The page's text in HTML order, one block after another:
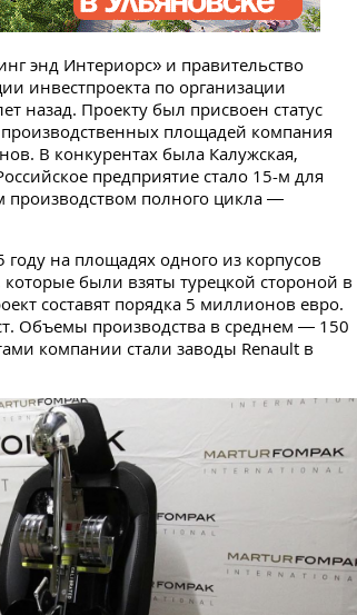
энд Интериорс» и правительство
инвестпроекта по организации
назад. Проекту был присвоен статус
площадей компания
В конкурентах была Калужская,
предприятие стало 15-м для
производством полного цикла —
на площадях одного из корпусов
были взяты турецкой стороной в
составят порядка 5 миллионов евро.
Объемы производства в среднем — 150
компании стали заводы Renault в